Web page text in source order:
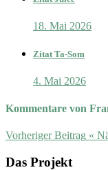
18. Mai 2026
Zitat Ta-Som
4. Mai 2026
Kommentare von
Vorheriger Beitrag «
Das Projekt